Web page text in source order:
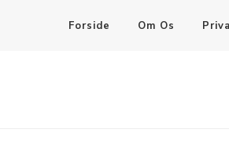
Forside Om Os